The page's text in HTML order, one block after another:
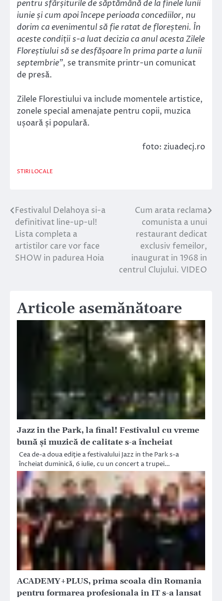
pentru sfârșiturile de săptămână de la finele lunii
iunie și cum apoi începe perioada concediilor, nu
dorim ca evenimentul să fie ratat de floreșteni. În
aceste condiții s-a luat decizia ca anul acesta Zilele
Floreștiului să se desfășoare în prima parte a lunii
septembrie”, se transmite printr-un comunicat
de presă.
Zilele Florestiului va include momentele artistice,
zonele special amenajate pentru copii, muzica
ușoară și populară.
foto: ziuadecj.ro
STIRI LOCALE
Navigare
în
articole
Festivalul Delahoya si-a
definitivat line-up-ul!
Lista completa a
artistilor care vor face
SHOW in padurea Hoia
Cum arata reclama
comunista a unui
restaurant dedicat
exclusiv femeilor,
inaugurat in 1968 in
centrul Clujului. VIDEO
Articole asemănătoare
Jazz in the Park, la final! Festivalul cu vreme
bună şi muzică de calitate s-a încheiat
Cea de-a doua ediţie a festivalului Jazz in the Park s-a
încheiat duminică, 6 iulie, cu un concert a trupei…
ACADEMY+PLUS, prima scoala din Romania
pentru formarea profesionala in IT s-a lansat